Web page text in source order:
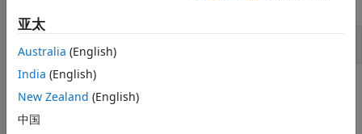
与其他标识符冲突的 typedef 名称
检查信息
组：
亚太
Australia (English)
India (English)
New Zealand (English)
中国